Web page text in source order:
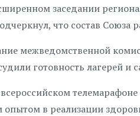
заседании
что состав Союза
межведомственной
готовность лагерей и
в реализации